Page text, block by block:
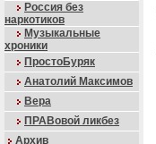
Россия без
наркотиков
Музыкальные
хроники
ПростоБуряк
Анатолий Максимов
Вера
ПРАВовой ликбез
Архив